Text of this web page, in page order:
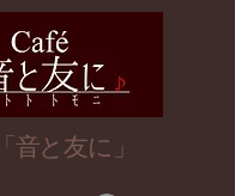
音と友に」